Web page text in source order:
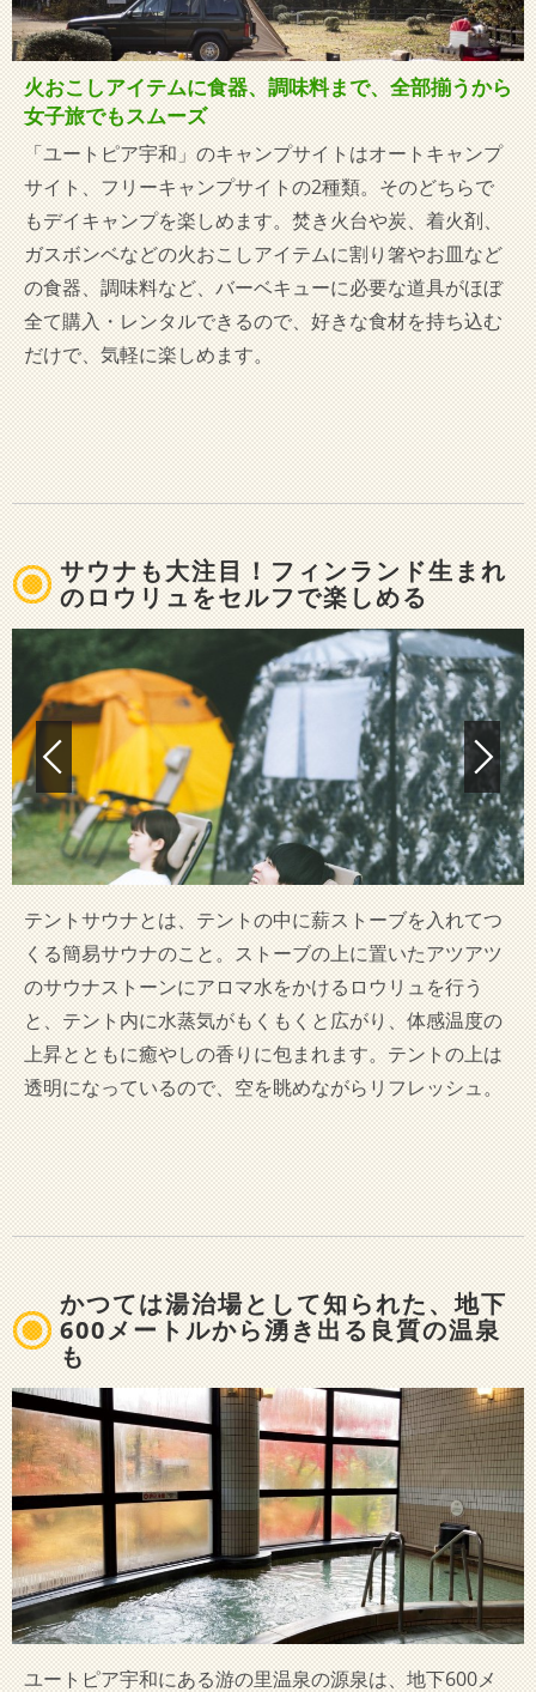
火おこしアイテムに食器、調味料まで、全部揃うから
女子旅でもスムーズ
「ユートピア宇和」のキャンプサイトはオートキャンプ
サイト、フリーキャンプサイトの2種類。そのどちらで
もデイキャンプを楽しめます。焚き火台や炭、着火剤、
ガスボンベなどの火おこしアイテムに割り箸やお皿など
の食器、調味料など、バーベキューに必要な道具がほぼ
全て購入・レンタルできるので、好きな食材を持ち込む
だけで、気軽に楽しめます。
サウナも大注目！フィンランド生まれ
のロウリュをセルフで楽しめる
テントサウナとは、テントの中に薪ストーブを入れてつ
くる簡易サウナのこと。ストーブの上に置いたアツアツ
のサウナストーンにアロマ水をかけるロウリュを行う
と、テント内に水蒸気がもくもくと広がり、体感温度の
上昇とともに癒やしの香りに包まれます。テントの上は
透明になっているので、空を眺めながらリフレッシュ。
かつては湯治場として知られた、地下
600メートルから湧き出る良質の温泉
も
ユートピア宇和にある游の里温泉の源泉は、地下600メ